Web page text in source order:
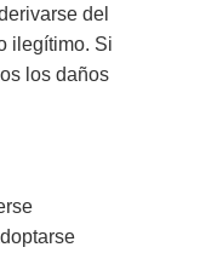
del
ilegítimo. Si
los daños